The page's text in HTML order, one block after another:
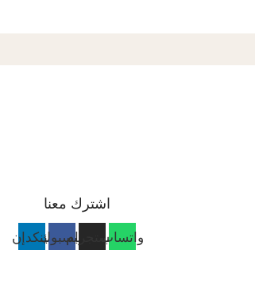
اشترك معنا
واتسابانستجرامفيسبوكلينكدإن